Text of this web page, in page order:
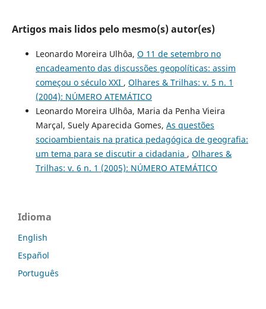
Artigos mais lidos pelo mesmo(s) autor(es)
Leonardo Moreira Ulhôa, O 11 de setembro no
encadeamento das discussões geopolíticas: assim
começou o século XXI , Olhares & Trilhas: v. 5 n. 1
(2004): NÚMERO ATEMÁTICO
Leonardo Moreira Ulhôa, Maria da Penha Vieira
Marçal, Suely Aparecida Gomes, As questões
socioambientais na pratica pedagógica de geografia:
um tema para se discutir a cidadania , Olhares &
Trilhas: v. 6 n. 1 (2005): NÚMERO ATEMÁTICO
Idioma
English
Español
Português